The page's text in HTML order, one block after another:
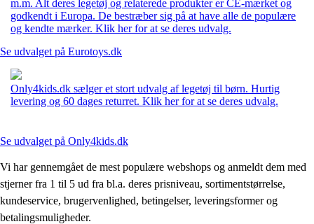
m.m. Alt deres legetøj og relaterede produkter er CE-mærket og
godkendt i Europa. De bestræber sig på at have alle de populære
og kendte mærker. Klik her for at se deres udvalg.
Se udvalget på Eurotoys.dk
Only4kids.dk sælger et stort udvalg af legetøj til børn. Hurtig
levering og 60 dages returret. Klik her for at se deres udvalg.
Se udvalget på Only4kids.dk
Vi har gennemgået de mest populære webshops og anmeldt dem med
stjerner fra 1 til 5 ud fra bl.a. deres prisniveau, sortimentstørrelse,
kundeservice, brugervenlighed, betingelser, leveringsformer og
betalingsmuligheder.